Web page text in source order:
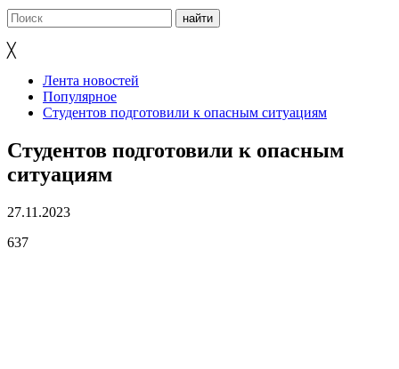
╳
Лента новостей
Популярное
Студентов подготовили к опасным ситуациям
Студентов подготовили к опасным
ситуациям
27.11.2023
637